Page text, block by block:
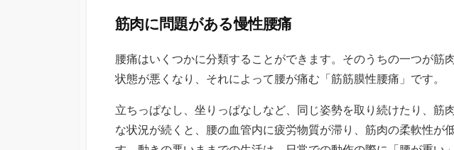
新
日
筋肉に問題がある慢性腰痛
腰痛はいくつかに分類することができます。そのうちの一つが筋
状態が悪くなり、それによって腰が痛む「筋筋膜性腰痛」です。
立ちっぱなし、坐りっぱなしなど、同じ姿勢を取り続けたり、筋
な状況が続くと、腰の血管内に疲労物質が滞り、筋肉の柔軟性が